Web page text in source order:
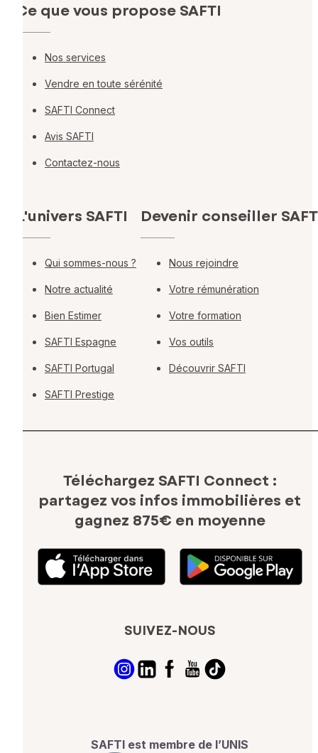
Ce que vous propose SAFTI
Nos services
Vendre en toute sérénité
SAFTI Connect
Avis SAFTI
Contactez-nous
L'univers SAFTI
Qui sommes-nous ?
Notre actualité
Bien Estimer
SAFTI Espagne
SAFTI Portugal
SAFTI Prestige
Devenir conseiller
Nous rejoindre
Votre rémunération
Votre formation
Vos outils
Découvrir SAFTI
Téléchargez SAFTI Connect :
partagez vos infos immobilières et
gagnez 875€ en moyenne
SUIVEZ-NOUS
SAFTI est membre de l’UNIS